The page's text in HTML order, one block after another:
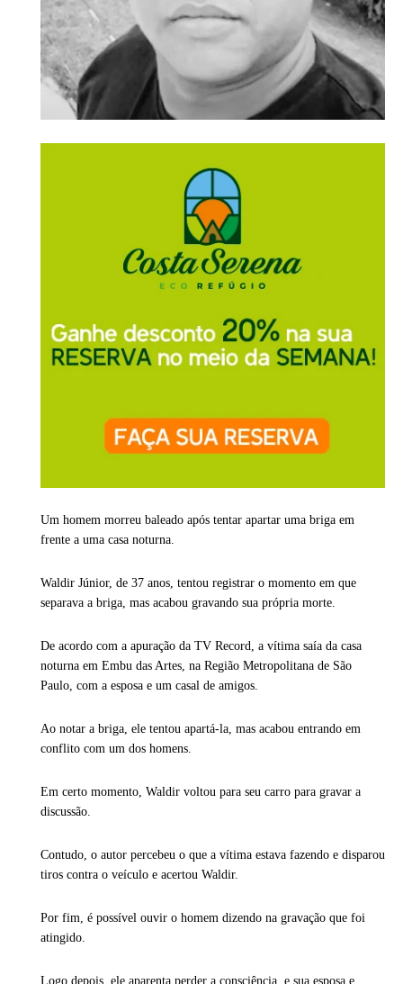
Um homem morreu baleado após tentar apartar uma briga em
frente a uma casa noturna.
Waldir Júnior, de 37 anos, tentou registrar o momento em que
separava a briga, mas acabou gravando sua própria morte.
De acordo com a apuração da TV Record, a vítima saía da casa
noturna em Embu das Artes, na Região Metropolitana de São
Paulo, com a esposa e um casal de amigos.
Ao notar a briga, ele tentou apartá-la, mas acabou entrando em
conflito com um dos homens.
Em certo momento, Waldir voltou para seu carro para gravar a
discussão.
Contudo, o autor percebeu o que a vítima estava fazendo e disparou
tiros contra o veículo e acertou Waldir.
Por fim, é possível ouvir o homem dizendo na gravação que foi
atingido.
Logo depois, ele aparenta perder a consciência, e sua esposa e